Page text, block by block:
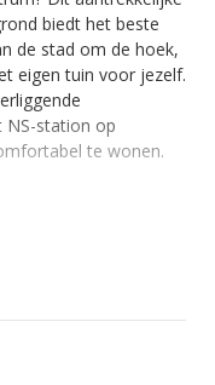
biedt het beste
de stad om de hoek,
eigen tuin voor jezelf.
NS-station op
te wonen.
woon-/eetkamer
een warme
voorzien van alle
elektrische